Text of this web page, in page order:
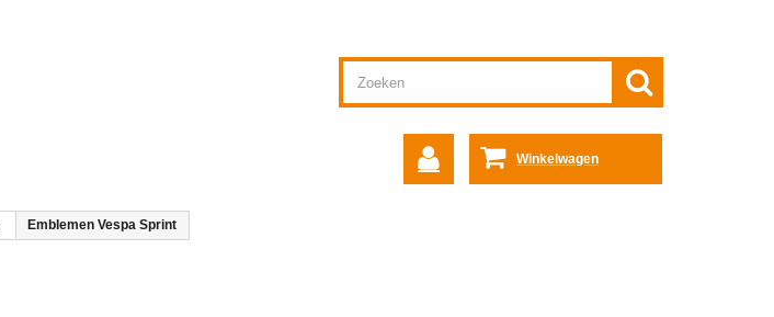
Winkelwagen
Emblemen Vespa Sprint